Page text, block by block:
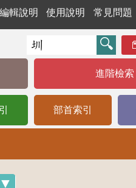
編輯說明 使用說明 常見問題
進階檢索
部首索引